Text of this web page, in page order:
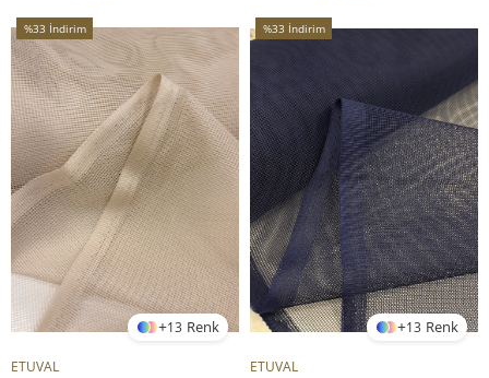
13
%33 İndirim
%33İndirim
ETUVAL
13
%33 İndirim
ETUVAL